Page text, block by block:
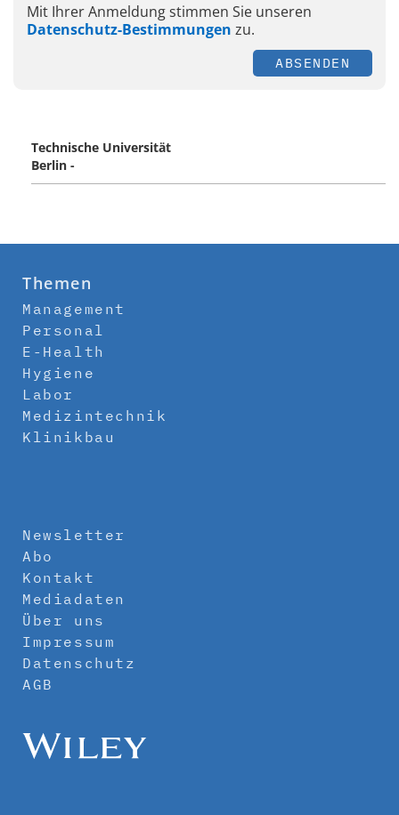
Mit Ihrer Anmeldung stimmen Sie unseren
Datenschutz-Bestimmungen zu.
ABSENDEN
Technische Universität
Berlin -
Themen
Management
Personal
E-Health
Hygiene
Labor
Medizintechnik
Klinikbau
Newsletter
Abo
Kontakt
Mediadaten
Über uns
Impressum
Datenschutz
AGB